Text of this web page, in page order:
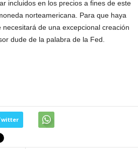
incluidos en los precios a fines de este
norteamericana. Para que haya
de una excepcional creación
dude de la palabra de la Fed.